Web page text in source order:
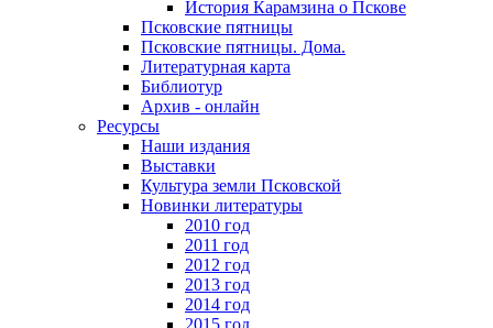
История Карамзина о Пскове
Псковские пятницы
Псковские пятницы. Дома.
Литературная карта
Библиотур
Архив - онлайн
Ресурсы
Наши издания
Выставки
Культура земли Псковской
Новинки литературы
2010 год
2011 год
2012 год
2013 год
2014 год
2015 год